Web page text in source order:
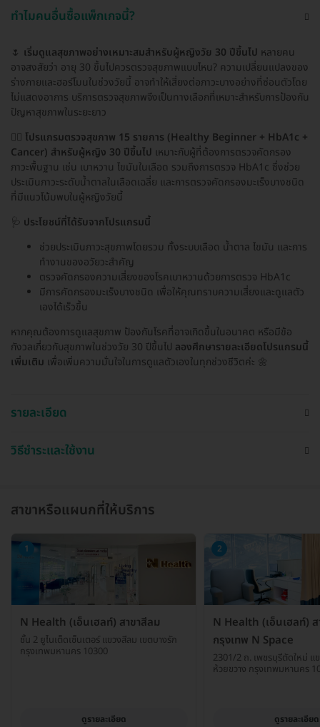
ทำไมคนอื่นซื้อแพ็กเกจนี้?
🌷 เริ่มดูแลสุขภาพอย่างเหมาะสมสำหรับผู้หญิงวัย 30 ปีขึ้นไป หลายคน
อาจสงสัยว่า อายุ 30 ขึ้นไปควรตรวจสุขภาพแบบไหน? ความเปลี่ยนแปลงของ
ร่างกายและฮอร์โมนในช่วงวัยนี้ อาจทำให้เสี่ยงต่อภาวะบางอย่างที่ซ่อนตัวโดย
ไม่แสดงอาการ บริการตรวจสุขภาพจึงเป็นทางเลือกที่เหมาะสำหรับการป้องกัน
ปัญหาสุขภาพในระยะยาว
👩‍⚕️ โปรแกรมตรวจสุขภาพ 15 รายการ (Healthy Beginner + HbA1c +
Cancer) สำหรับผู้หญิง 30 ปีขึ้นไป เหมาะกับผู้ที่ต้องการตรวจคัดกรอง
ภาวะพื้นฐาน เช่น เบาหวาน ไขมันในเลือด รวมถึงการตรวจ HbA1c ซึ่งช่วย
ประเมินภาวะระดับน้ำตาลในเลือดเฉลี่ย และการตรวจคัดกรองมะเร็งบางชนิด
ที่มีแนวโน้มพบในผู้หญิงวัยนี้
🩺 ประโยชน์ที่ได้รับจากโปรแกรมนี้
ช่วยประเมินภาวะสุขภาพโดยรวม ทั้งระบบเลือด น้ำตาล ไขมัน และการ
ทำงานของอวัยวะสำคัญ
ตรวจคัดกรองความเสี่ยงของโรคเบาหวานด้วยการตรวจ HbA1c
มีการคัดกรองมะเร็งบางชนิด เพื่อให้คุณทราบความเสี่ยงและดูแลตัว
เองได้เร็วขึ้น
หากคุณต้องการดูแลสุขภาพ ป้องกันโรคที่อาจเกิดขึ้นในอนาคต หรือมีข้อ
กังวลเกี่ยวกับสุขภาพในช่วงวัย 30 ปีขึ้นไป ลองศึกษารายละเอียดโปรแกรมนี้
เพิ่มเติม เพื่อเพิ่มความมั่นใจในการดูแลตัวเองในทุกช่วงชีวิตค่ะ 🌼
รายละเอียด
วิธีชำระและใช้งาน
สาขาหรือแผนกที่ให้บริการ
1
N Health (เอ็นเฮลท์) สาขาสีลม
ชั้น 2 ยูไนเต็ดเซ็นเตอร์ แขวงสีลม เขตบางรัก
กรุงเทพมหานคร 10300
ดูรายละเอียด
2
N Health (เอ็นเฮลท์) ส
กรุงเทพ N Space
2301/2 ถ. เพชรบุรีตัดใหม่ แ
ห้วยขวาง กรุงเทพมหานคร
ดูรายละเอียด